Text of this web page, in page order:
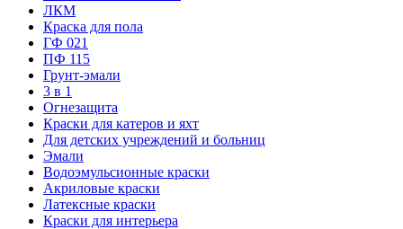
ЛКМ
Краска для пола
ГФ 021
ПФ 115
Грунт-эмали
3 в 1
Огнезащита
Краски для катеров и яхт
Для детских учреждений и больниц
Эмали
Водоэмульсионные краски
Акриловые краски
Латексные краски
Краски для интерьера